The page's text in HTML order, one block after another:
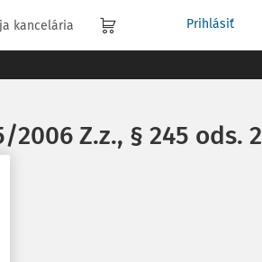
kancelária Prihlásiť
Z.z., § 245 ods. 2